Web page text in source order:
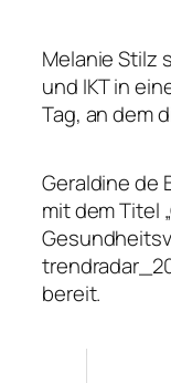
Melanie Stilz
und IKT in
Tag, an dem
Geraldine de
mit dem Titel
bereit.